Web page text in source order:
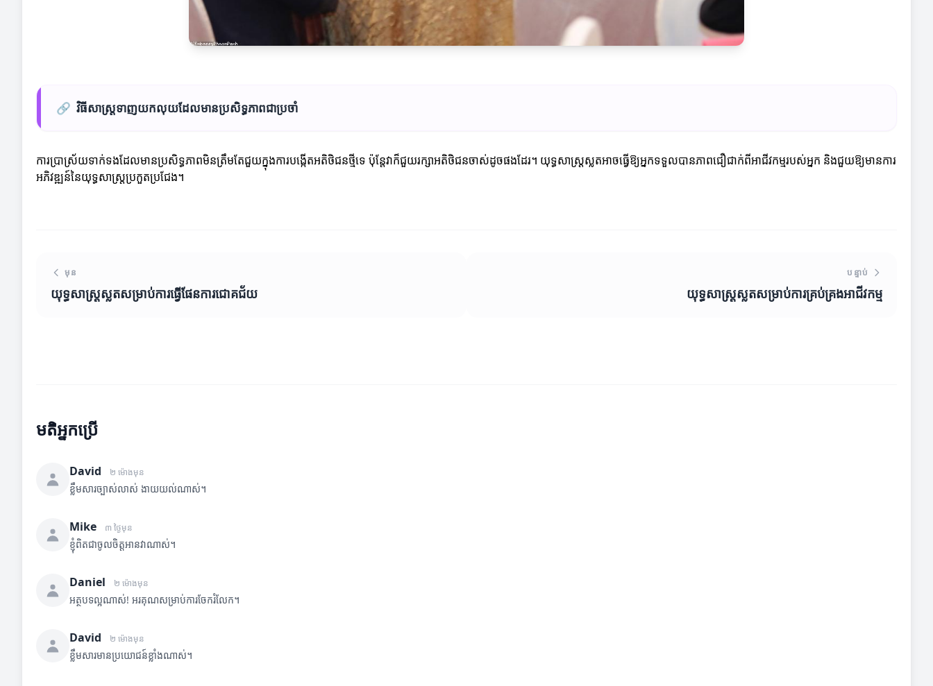
🔗 វិធីសាស្ត្រទាញយកលុយដែលមានប្រសិទ្ធភាពជាប្រចាំ
ការប្រាស្រ័យទាក់ទងដែលមានប្រសិទ្ធភាពមិនត្រឹមតែជួយក្នុងការបង្កើតអតិថិជនថ្មីទេ ប៉ុន្តែវាក៏ជួយរក្សាអតិថិជនចាស់ដូចផងដែរ។ យុទ្ធសាស្ត្រស្លតអាចធ្វើឱ្យអ្នកទទួលបានភាពជឿជាក់ពីអាជីវកម្មរបស់អ្នក និងជួយឱ្យមានការ
អភិវឌ្ឍន៍នៃយុទ្ធសាស្ត្រប្រកួតប្រជែង។
មុន
យុទ្ធសាស្ត្រស្លតសម្រាប់ការធ្វើផែនការជោគជ័យ
បន្ទាប់
យុទ្ធសាស្ត្រស្លតសម្រាប់ការគ្រប់គ្រងអាជីវកម្ម
មតិអ្នកប្រើ
David ២ ម៉ោងមុន
ខ្លឹមសារច្បាស់លាស់ ងាយយល់ណាស់។
Mike ៣ ថ្ងៃមុន
ខ្ញុំពិតជាចូលចិត្តអានវាណាស់។
Daniel ២ ម៉ោងមុន
អត្ថបទល្អណាស់! អរគុណសម្រាប់ការចែករំលែក។
David ២ ម៉ោងមុន
ខ្លឹមសារមានប្រយោជន៍ខ្លាំងណាស់។